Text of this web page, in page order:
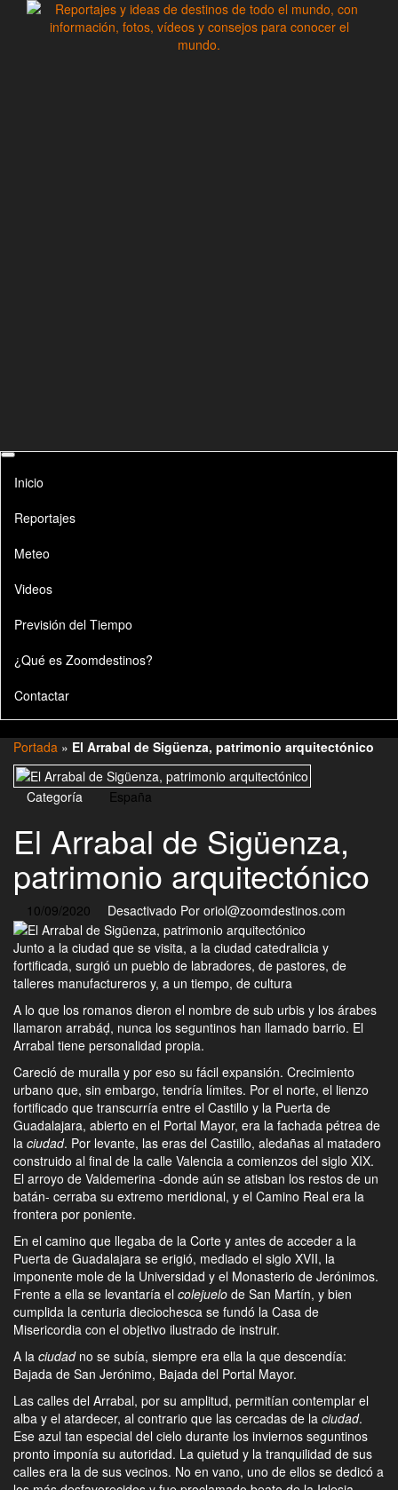
Saltar
Inicio
Reportajes
Meteo
Videos
Previsión del Tiempo
¿Qué es Zoomdestinos?
Contactar
Portada » El Arrabal de Sigüenza, patrimonio arquitectónico
Categoría España
El Arrabal de Sigüenza,
patrimonio arquitectónico
10/09/2020 Desactivado Por oriol@zoomdestinos.com
Junto a la ciudad que se visita, a la ciudad catedralicia y
fortificada, surgió un pueblo de labradores, de pastores, de
talleres manufactureros y, a un tiempo, de cultura
A lo que los romanos dieron el nombre de sub urbis y los árabes
llamaron arrabáḍ, nunca los seguntinos han llamado barrio. El
Arrabal tiene personalidad propia.
Careció de muralla y por eso su fácil expansión. Crecimiento
urbano que, sin embargo, tendría límites. Por el norte, el lienzo
fortificado que transcurría entre el Castillo y la Puerta de
Guadalajara, abierto en el Portal Mayor, era la fachada pétrea de
la ciudad. Por levante, las eras del Castillo, aledañas al matadero
construido al final de la calle Valencia a comienzos del siglo XIX.
El arroyo de Valdemerina -donde aún se atisban los restos de un
batán- cerraba su extremo meridional, y el Camino Real era la
frontera por poniente.
En el camino que llegaba de la Corte y antes de acceder a la
Puerta de Guadalajara se erigió, mediado el siglo XVII, la
imponente mole de la Universidad y el Monasterio de Jerónimos.
Frente a ella se levantaría el colejuelo de San Martín, y bien
cumplida la centuria dieciochesca se fundó la Casa de
Misericordia con el objetivo ilustrado de instruir.
A la ciudadno se subía, siempre era ella la que descendía:
Bajada de San Jerónimo, Bajada del Portal Mayor.
Las calles del Arrabal, por su amplitud, permitían contemplar el
alba y el atardecer, al contrario que las cercadas de la ciudad.
Ese azul tan especial del cielo durante los inviernos seguntinos
pronto imponía su autoridad. La quietud y la tranquilidad de sus
calles era la de sus vecinos. No en vano, uno de ellos se dedicó a